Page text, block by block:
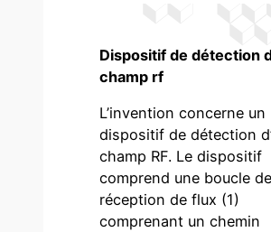
Dispositif de détection
champ rf
L’invention concerne un
dispositif de détection
champ RF. Le dispositif
comprend une boucle de
réception de flux (1)
comprenant un chemin